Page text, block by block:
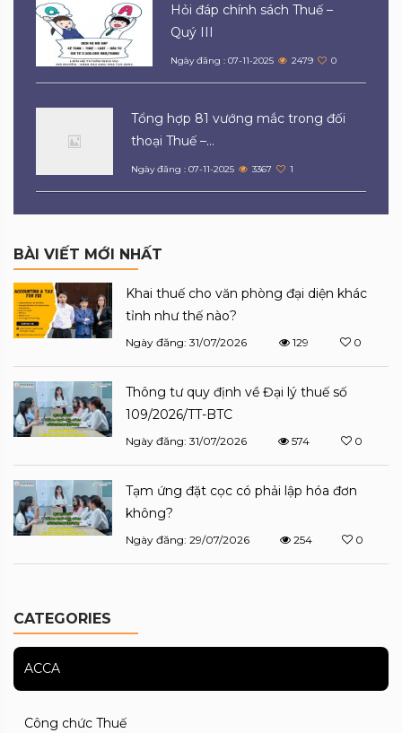
Hỏi đáp chính sách Thuế –
Quý III
Ngày đăng : 07-11-2025 2479 0
Tổng hợp 81 vướng mắc trong đối
thoại Thuế –...
Ngày đăng : 07-11-2025 3367 1
BÀI VIẾT MỚI NHẤT
Khai thuế cho văn phòng đại diện khác
tỉnh như thế nào?
Ngày đăng: 31/07/2026 129 0
Thông tư quy định về Đại lý thuế số
109/2026/TT-BTC
Ngày đăng: 31/07/2026 574 0
Tạm ứng đặt cọc có phải lập hóa đơn
không?
Ngày đăng: 29/07/2026 254 0
CATEGORIES
ACCA
Công chức Thuế